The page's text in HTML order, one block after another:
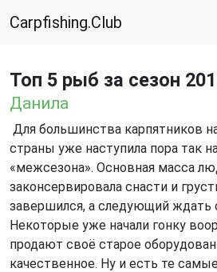
Carpfishing.Club
Топ 5 рыб за сезон
Данила
Для большинства карпятников
страны уже наступила пора так
«межсезона». Основная масса
законсервировала снасти и
завершился, а следующий ждать
Некоторые уже начали гонку
продают своё старое
качественное. Ну и есть те